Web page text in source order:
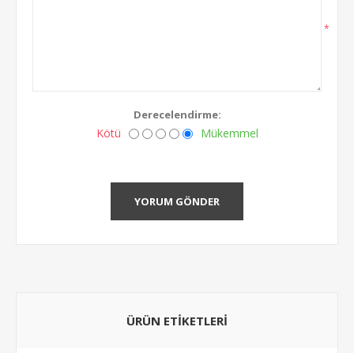
*
Derecelendirme:
Kötü Mükemmel
YORUM GÖNDER
ÜRÜN ETIKETLERI